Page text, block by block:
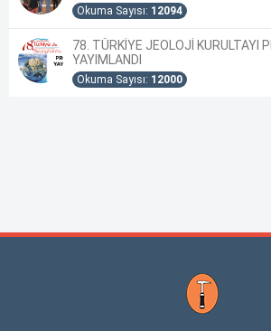
Okuma Sayısı: 12094
78. TÜRKİYE JEOLOJİ KURULTAYI
YAYIMLANDI
Okuma Sayısı: 12000